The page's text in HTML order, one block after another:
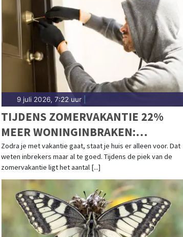
9 juli 2026, 7:22 uur|
TIJDENS ZOMERVAKANTIE 22%
MEER WONINGINBRAKEN:
INBREKERS PIEKEN ALS HEEL ONS
LAND WEG IS
Zodra je met vakantie gaat, staat je huis er alleen voor. Dat
weten inbrekers maar al te goed. Tijdens de piek van de
zomervakantie ligt het aantal [...]